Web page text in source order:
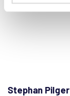
Stephan Pilger